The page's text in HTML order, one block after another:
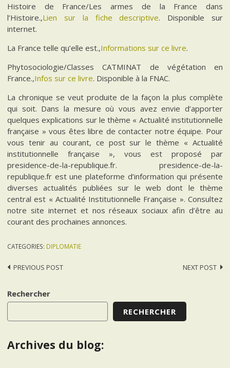
Histoire de France/Les armes de la France dans
l’Histoire.,Lien sur la fiche descriptive. Disponible sur
internet.
La France telle qu’elle est.,Informations sur ce livre.
Phytosociologie/Classes CATMINAT de végétation en
France.,Infos sur ce livre. Disponible à la FNAC.
La chronique se veut produite de la façon la plus complète
qui soit. Dans la mesure où vous avez envie d’apporter
quelques explications sur le thème « Actualité institutionnelle
française » vous êtes libre de contacter notre équipe. Pour
vous tenir au courant, ce post sur le thème « Actualité
institutionnelle française », vous est proposé par
presidence-de-la-republique.fr. presidence-de-la-
republique.fr est une plateforme d’information qui présente
diverses actualités publiées sur le web dont le thème
central est « Actualité Institutionnelle Française ». Consultez
notre site internet et nos réseaux sociaux afin d’être au
courant des prochaines annonces.
CATEGORIES: DIPLOMATIE
Post
PREVIOUS POST NEXT POST
Rechercher
RECHERCHER
Archives du blog: